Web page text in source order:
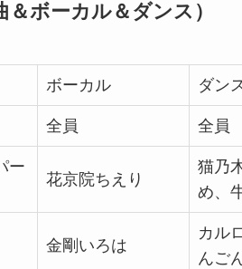
ボーカル＆ダンス）
ボーカル ダン
全員 全員
ー
花京院ちえり
猫乃
め、
金剛いろは
カル
んご